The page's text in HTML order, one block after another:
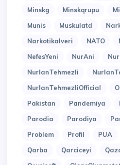
Minskg
Minskqrupu
Munis
Muskulatd
Narkotikalveri
NATO
NefesYeni
NurAni
NurlanTehmezli
NurlanTehmezliOfficial
O
Pakistan
Pandemiya
Parodia
Parodiya
Problem
Profil PUA
Qarba
Qarciceyi